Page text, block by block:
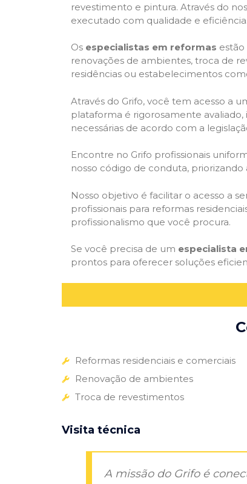
revestimento e pintura. Através do
executado com qualidade e eficiência.
Os especialistas em reformas
renovações de ambientes, troca de
residências ou estabelecimentos
Através do Grifo, você tem acesso a
plataforma é rigorosamente avaliado,
necessárias de acordo com a
Encontre no Grifo profissionais
nosso código de conduta, priorizando
Nosso objetivo é facilitar o acesso a
profissionais para reformas
profissionalismo que você procura.
Se você precisa de um especialista
prontos para oferecer soluções
Reformas residenciais e comerciais
Renovação de ambientes
Troca de revestimentos
Visita técnica
A missão do Grifo é